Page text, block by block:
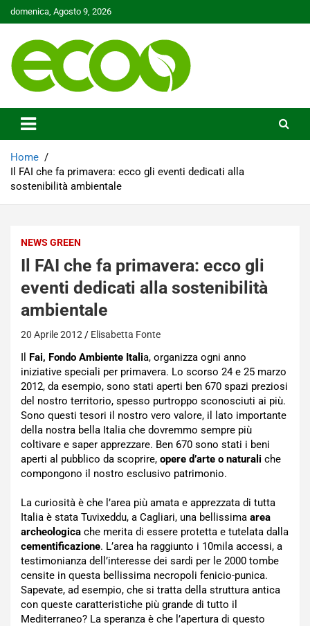
Skip
to
domenica, Agosto 9, 2026
Ecoo.it
Home
Il FAI che fa primavera: ecco gli eventi dedicati alla
sostenibilità ambientale
NEWS GREEN
Il FAI che fa primavera: ecco gli
eventi dedicati alla sostenibilità
ambientale
20 Aprile 2012 Elisabetta Fonte
Il Fai, Fondo Ambiente Italia, organizza ogni anno
iniziative speciali per primavera. Lo scorso 24 e 25 marzo
2012, da esempio, sono stati aperti ben 670 spazi preziosi
del nostro territorio, spesso purtroppo sconosciuti ai più.
Sono questi tesori il nostro vero valore, il lato importante
della nostra bella Italia che dovremmo sempre più
coltivare e saper apprezzare. Ben 670 sono stati i beni
aperti al pubblico da scoprire, opere d’arte o naturali che
compongono il nostro esclusivo patrimonio.
La curiosità è che l’area più amata e apprezzata di tutta
Italia è stata Tuvixeddu, a Cagliari, una bellissima area
archeologica che merita di essere protetta e tutelata dalla
cementificazione. L’area ha raggiunto i 10mila accessi, a
testimonianza dell’interesse dei sardi per le 2000 tombe
censite in questa bellissima necropoli fenicio-punica.
Sapevate, ad esempio, che si tratta della struttura antica
con queste caratteristiche più grande di tutto il
Mediterraneo? La speranza è che l’apertura di questo